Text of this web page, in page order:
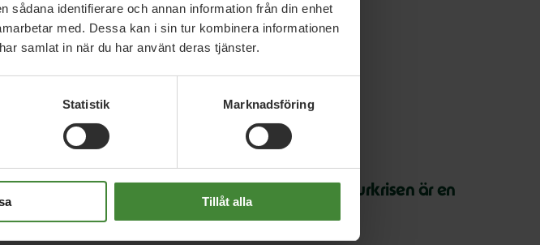
identifierare och annan information från din enhet
med. Dessa kan i sin tur kombinera informationen
samlat in när du har använt deras tjänster.
Statistik Marknadsföring
Tillåt alla
nyheter
30 juli 2026
Earth Overshoot Day: Naturkrisen är en